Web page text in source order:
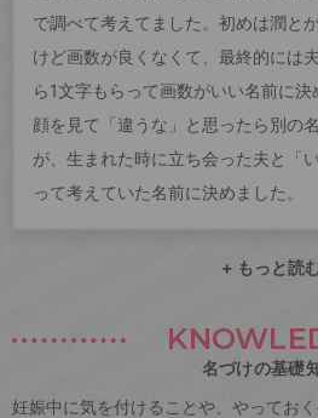
で調べて考えてました。初めは潤と
けど画数が良くなくて、最終的には
ら1文字もらって画数がいい名前に
顔を見て「違うな」と思ったら別の
が、生まれた時に立ち会った夫と「
って考えていた名前に決めました。
+ もっと読
名づけの基礎
妊娠中に気を付けることや、やってお